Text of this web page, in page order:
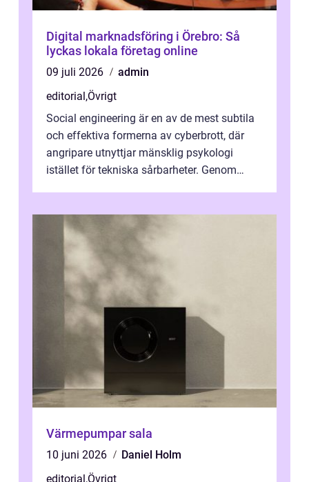
Digital marknadsföring i Örebro: Så
lyckas lokala företag online
09 juli 2026
admin
editorial,Övrigt
Social engineering är en av de mest subtila
och effektiva formerna av cyberbrott, där
angripare utnyttjar mänsklig psykologi
istället för tekniska sårbarheter. Genom
Värmepumpar sala
10 juni 2026
Daniel Holm
editorial,Övrigt